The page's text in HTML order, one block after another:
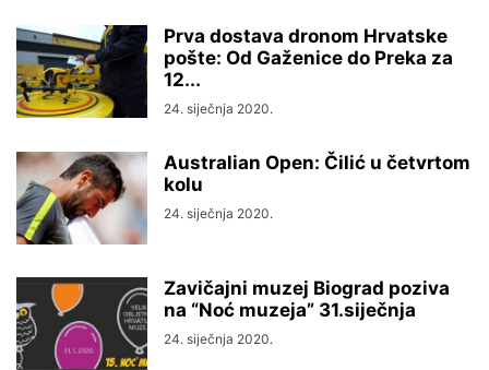
Prva dostava dronom Hrvatske
pošte: Od Gaženice do Preka za
12...
24. siječnja 2020.
Australian Open: Čilić u četvrtom
kolu
24. siječnja 2020.
Zavičajni muzej Biograd poziva
na “Noć muzeja” 31.siječnja
24. siječnja 2020.